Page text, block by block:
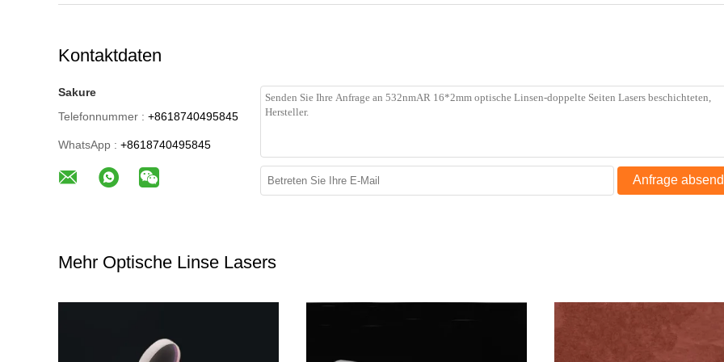
Kontaktdaten
Sakure
Telefonnummer : +8618740495845
WhatsApp : +8618740495845
Anfrage
Mehr Optische Linse Lasers